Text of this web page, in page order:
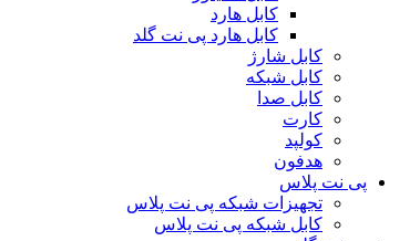
کابل هارد
کابل هارد پی نت گلد
کابل شارژ
کابل شبکه
کابل صدا
کارت
کولپد
هدفون
پی نت پلاس
تجهیزات شبکه پی نت پلاس
کابل شبکه پی نت پلاس